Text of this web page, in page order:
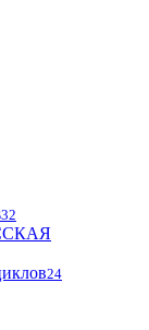
32
24